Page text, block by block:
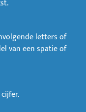
letters of
van een spatie of